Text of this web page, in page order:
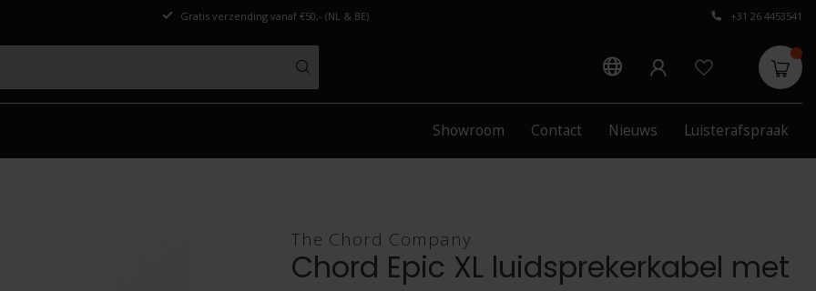
Gratis verzending vanaf €50,- (NL & BE) +31 26 4453541
Showroom Contact Nieuws Luisterafspraak
The Chord Company
Chord Epic XL luidsprekerkabel met